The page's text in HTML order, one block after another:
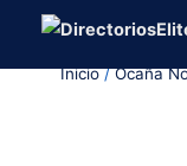
contenidoInicio/Ocaña